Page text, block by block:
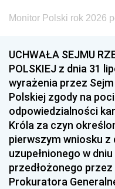
Monitor Polski rok 2026
UCHWAŁA SEJMU
POLSKIEJ z dnia 31
wyrażenia przez
Polskiej zgody na
odpowiedzialności
Króla za czyn
pierwszym wniosku z
uzupełnionego w
przedłożonego
Prokuratora